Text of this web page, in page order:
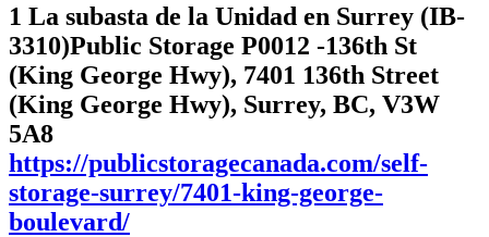
1 La subasta de la Unidad en Surrey (IB-
3310)Public Storage P0012 -136th St
(King George Hwy), 7401 136th Street
(King George Hwy), Surrey, BC, V3W
5A8
https://publicstoragecanada.com/self-
storage-surrey/7401-king-george-
boulevard/